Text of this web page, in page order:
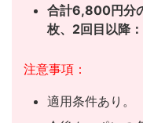
合計6,800円分
枚、 2回目以降
注意事項：
適用条件あり。